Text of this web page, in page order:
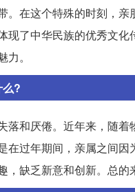
。在这个特殊的时刻，
现了中华民族的优秀文
。
?
落和厌倦。近年来，随
在过年期间，亲属之间
缺乏新意和创新。总